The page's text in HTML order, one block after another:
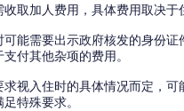
收取加人费用，具体费用取决于
可能需要出示政府核发的身份证
支付其他杂项的费用。
求视入住时的具体情况而定，
特殊要求。